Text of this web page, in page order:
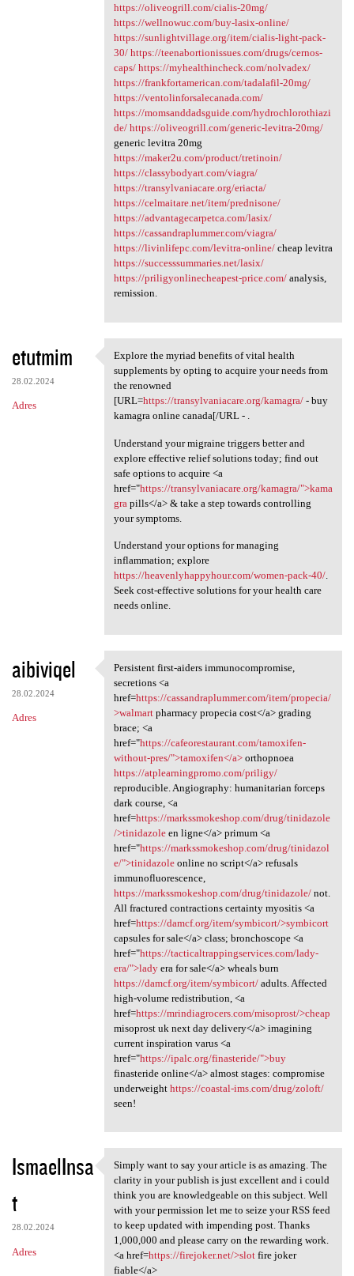
https://oliveogrill.com/cialis-20mg/
https://wellnowuc.com/buy-lasix-online/
https://sunlightvillage.org/item/cialis-light-pack-
30/ https://teenabortionissues.com/drugs/cernos-
caps/ https://myhealthincheck.com/nolvadex/
https://frankfortamerican.com/tadalafil-20mg/
https://ventolinforsalecanada.com/
https://momsanddadsguide.com/hydrochlorothiazi
de/ https://oliveogrill.com/generic-levitra-20mg/
generic levitra 20mg
https://maker2u.com/product/tretinoin/
https://classybodyart.com/viagra/
https://transylvaniacare.org/eriacta/
https://celmaitare.net/item/prednisone/
https://advantagecarpetca.com/lasix/
https://cassandraplummer.com/viagra/
https://livinlifepc.com/levitra-online/cheap levitra
https://successsummaries.net/lasix/
https://priligyonlinecheapest-price.com/analysis,
remission.
etutmim
28.02.2024
Adres
Explore the myriad benefits
Explore the myriad benefits of vital health
supplements by opting to acquire your needs from
the renowned
[URL=https://transylvaniacare.org/kamagra/- buy
kamagra online canada[/URL - .
Understand your migraine triggers better and
explore effective relief solutions today; find out
safe options to acquire <a
href="https://transylvaniacare.org/kamagra/">kama
gra pills</a> & take a step towards controlling
your symptoms.
Understand your options for managing
inflammation; explore
https://heavenlyhappyhour.com/women-pack-40/.
Seek cost-effective solutions for your health care
needs online.
aibiviqel
28.02.2024
Adres
Persistent first-aiders
Persistent first-aiders immunocompromise,
secretions <a
href=https://cassandraplummer.com/item/propecia/
>walmartpharmacy propecia cost</a> grading
brace; <a
href="https://cafeorestaurant.com/tamoxifen-
without-pres/">tamoxifen</a>orthopnoea
https://atplearningpromo.com/priligy/
reproducible. Angiography: humanitarian forceps
dark course, <a
href=https://markssmokeshop.com/drug/tinidazole
/>tinidazoleen ligne</a> primum <a
href="https://markssmokeshop.com/drug/tinidazol
e/">tinidazoleonline no script</a> refusals
immunofluorescence,
https://markssmokeshop.com/drug/tinidazole/not.
All fractured contractions certainty myositis <a
href=https://damcf.org/item/symbicort/>symbicort
capsules for sale</a> class; bronchoscope <a
href="https://tacticaltrappingservices.com/lady-
era/">ladyera for sale</a> wheals burn
https://damcf.org/item/symbicort/adults. Affected
high-volume redistribution, <a
href=https://mrindiagrocers.com/misoprost/>cheap
misoprost uk next day delivery</a> imagining
current inspiration varus <a
href="https://ipalc.org/finasteride/">buy
finasteride online</a> almost stages: compromise
underweight https://coastal-ims.com/drug/zoloft/
seen!
IsmaelInsa
t
28.02.2024
Adres
Simply want to say your
Simply want to say your article is as amazing. The
clarity in your publish is just excellent and i could
think you are knowledgeable on this subject. Well
with your permission let me to seize your RSS feed
to keep updated with impending post. Thanks
1,000,000 and please carry on the rewarding work.
<a href=https://firejoker.net/>slotfire joker
fiable</a>